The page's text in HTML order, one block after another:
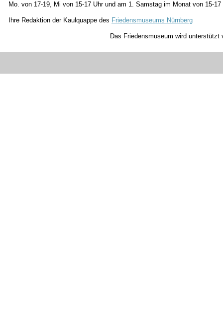
Mo. von 17-19, Mi von 15-17 Uhr und am 1. Samstag im Monat von 15-17
Ihre Redaktion der Kaulquappe des Friedensmuseums Nürnberg
Das Friedensmuseum wird unterstützt